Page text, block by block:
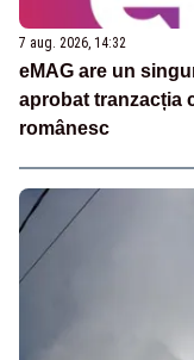
7 aug. 2026, 14:32
eMAG are un
aprobat tranzacția
românesc